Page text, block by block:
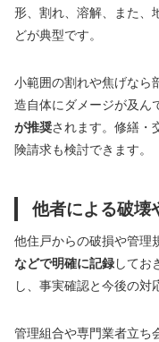
形、割れ、溶解、また、
どが典型です。
小範囲の割れや焦げなら
造自体にダメージが及ん
が推奨されます。修繕・
険請求も検討できます。
他者による破壊
他住戸からの破損や管理
などで明確に記録してお
し、事実確認と今後の対
管理組合や専門業者立ち